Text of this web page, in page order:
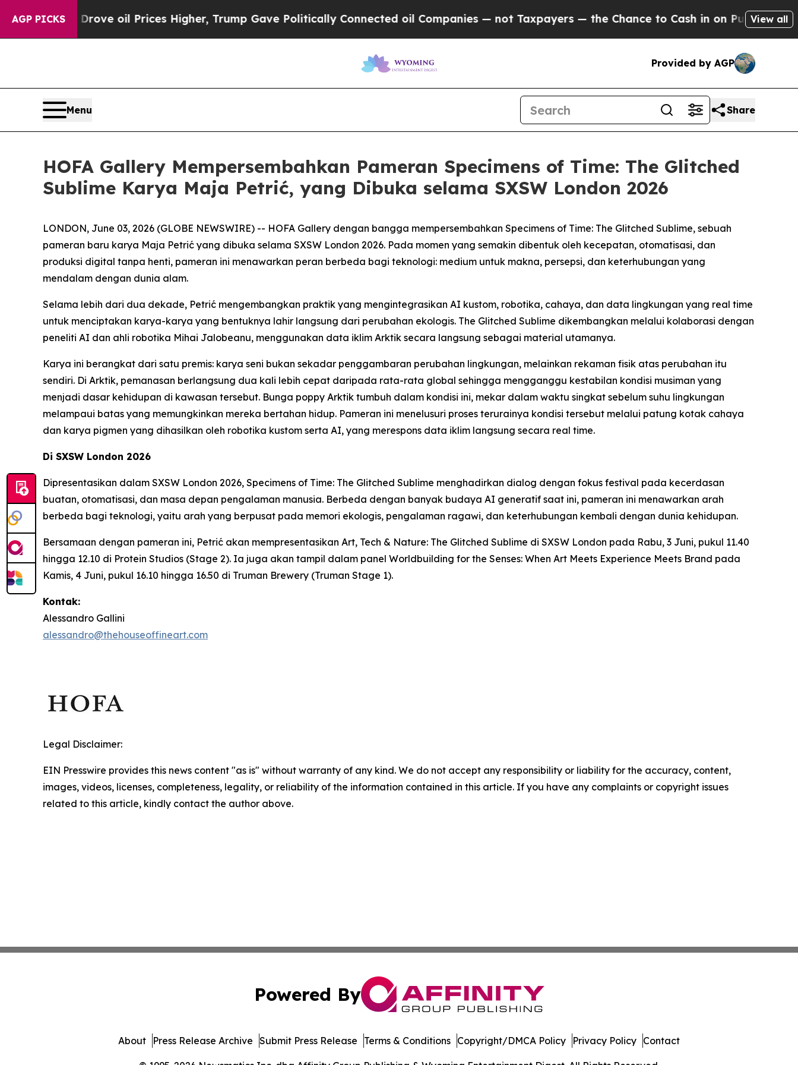
AGP PICKS
Iran Drove oil Prices Higher, Trump Gave Politically Connected oil Companies — not Taxpayers — the Chance to Cash in on Publicly Owned
View all
Provided by AGP
Menu Share
HOFA Gallery Mempersembahkan Pameran Specimens of Time: The Glitched
Sublime Karya Maja Petrić, yang Dibuka selama SXSW London 2026
LONDON, June 03, 2026 (GLOBE NEWSWIRE) -- HOFA Gallery dengan bangga mempersembahkan Specimens of Time: The Glitched Sublime, sebuah
pameran baru karya Maja Petrić yang dibuka selama SXSW London 2026. Pada momen yang semakin dibentuk oleh kecepatan, otomatisasi, dan
produksi digital tanpa henti, pameran ini menawarkan peran berbeda bagi teknologi: medium untuk makna, persepsi, dan keterhubungan yang
mendalam dengan dunia alam.
Selama lebih dari dua dekade, Petrić mengembangkan praktik yang mengintegrasikan AI kustom, robotika, cahaya, dan data lingkungan yang real time
untuk menciptakan karya-karya yang bentuknya lahir langsung dari perubahan ekologis. The Glitched Sublime dikembangkan melalui kolaborasi dengan
peneliti AI dan ahli robotika Mihai Jalobeanu, menggunakan data iklim Arktik secara langsung sebagai material utamanya.
Karya ini berangkat dari satu premis: karya seni bukan sekadar penggambaran perubahan lingkungan, melainkan rekaman fisik atas perubahan itu
sendiri. Di Arktik, pemanasan berlangsung dua kali lebih cepat daripada rata-rata global sehingga mengganggu kestabilan kondisi musiman yang
menjadi dasar kehidupan di kawasan tersebut. Bunga poppy Arktik tumbuh dalam kondisi ini, mekar dalam waktu singkat sebelum suhu lingkungan
melampaui batas yang memungkinkan mereka bertahan hidup. Pameran ini menelusuri proses terurainya kondisi tersebut melalui patung kotak cahaya
dan karya pigmen yang dihasilkan oleh robotika kustom serta AI, yang merespons data iklim langsung secara real time.
Di SXSW London 2026
Dipresentasikan dalam SXSW London 2026, Specimens of Time: The Glitched Sublime menghadirkan dialog dengan fokus festival pada kecerdasan
buatan, otomatisasi, dan masa depan pengalaman manusia. Berbeda dengan banyak budaya AI generatif saat ini, pameran ini menawarkan arah
berbeda bagi teknologi, yaitu arah yang berpusat pada memori ekologis, pengalaman ragawi, dan keterhubungan kembali dengan dunia kehidupan.
Bersamaan dengan pameran ini, Petrić akan mempresentasikan Art, Tech & Nature: The Glitched Sublime di SXSW London pada Rabu, 3 Juni, pukul 11.40
hingga 12.10 di Protein Studios (Stage 2). Ia juga akan tampil dalam panel Worldbuilding for the Senses: When Art Meets Experience Meets Brand pada
Kamis, 4 Juni, pukul 16.10 hingga 16.50 di Truman Brewery (Truman Stage 1).
Kontak:
Alessandro Gallini
alessandro@thehouseoffineart.com
Legal Disclaimer:
EIN Presswire provides this news content "as is" without warranty of any kind. We do not accept any responsibility or liability for the accuracy, content,
images, videos, licenses, completeness, legality, or reliability of the information contained in this article. If you have any complaints or copyright issues
related to this article, kindly contact the author above.
Powered By
About Press Release Archive Submit Press Release Terms & Conditions Copyright/DMCA Policy Privacy Policy Contact